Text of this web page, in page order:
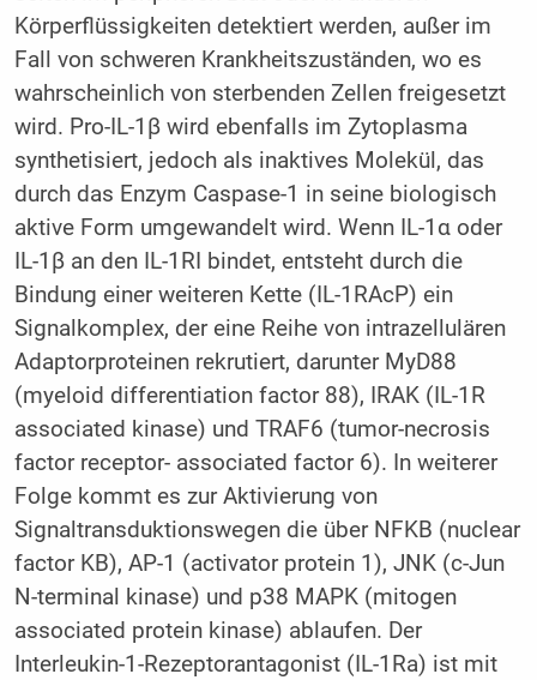
Körperflüssigkeiten detektiert werden, außer im
Fall von schweren Krankheitszuständen, wo es
wahrscheinlich von sterbenden Zellen freigesetzt
wird. Pro-IL-1β wird ebenfalls im Zytoplasma
synthetisiert, jedoch als inaktives Molekül, das
durch das Enzym Caspase-1 in seine biologisch
aktive Form umgewandelt wird. Wenn IL-1α oder
IL-1β an den IL-1RI bindet, entsteht durch die
Bindung einer weiteren Kette (IL-1RAcP) ein
Signalkomplex, der eine Reihe von intrazellulären
Adaptorproteinen rekrutiert, darunter MyD88
(myeloid differentiation factor 88), IRAK (IL-1R
associated kinase) und TRAF6 (tumor-necrosis
factor receptor- associated factor 6). In weiterer
Folge kommt es zur Aktivierung von
Signaltransduktionswegen die über NFKB (nuclear
factor KB), AP-1 (activator protein 1), JNK (c-Jun
N-terminal kinase) und p38 MAPK (mitogen
associated protein kinase) ablaufen. Der
Interleukin-1-Rezeptorantagonist (IL-1Ra) ist mit